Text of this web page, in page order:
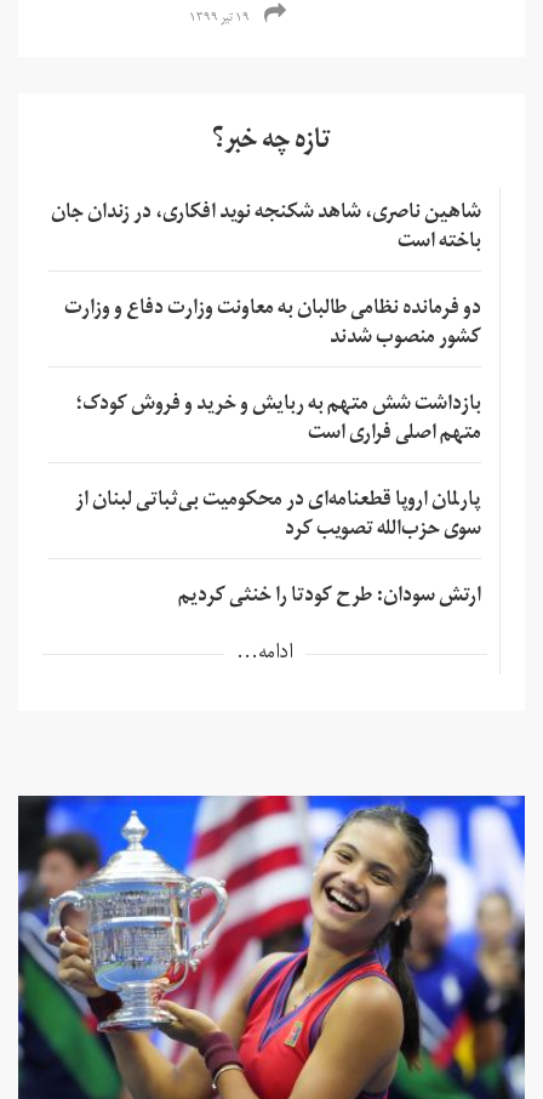
۱۹ تیر ۱۳۹۹
تازه چه خبر؟
شاهین ناصری، شاهد شکنجه نوید افکاری، در زندان جان
باخته است
دو فرمانده نظامی طالبان به معاونت وزارت دفاع و وزارت
کشور منصوب شدند
بازداشت شش متهم به ربایش و خرید و فروش کودک؛
متهم اصلی فراری است
پارلمان اروپا قطعنامه‌ای در محکومیت بی‌ثباتی لبنان از
سوی حزب‌الله تصویب کرد
ارتش سودان: طرح کودتا را خنثی کردیم
ادامه...